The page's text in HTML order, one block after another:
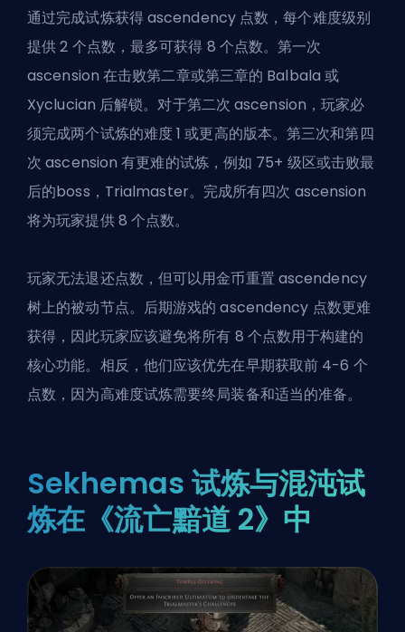
通过完成试炼获得 ascendency 点数，每个难度级别
提供 2 个点数，最多可获得 8 个点数。第一次
ascension 在击败第二章或第三章的 Balbala 或
Xyclucian 后解锁。对于第二次 ascension，玩家必
须完成两个试炼的难度 1 或更高的版本。第三次和第四
次 ascension 有更难的试炼，例如 75+ 级区或击败最
后的boss，Trialmaster。完成所有四次 ascension
将为玩家提供 8 个点数。
玩家无法退还点数，但可以用金币重置 ascendency
树上的被动节点。后期游戏的 ascendency 点数更难
获得，因此玩家应该避免将所有 8 个点数用于构建的
核心功能。相反，他们应该优先在早期获取前 4-6 个
点数，因为高难度试炼需要终局装备和适当的准备。
Sekhemas 试炼与混沌试
炼在《流亡黯道 2》中